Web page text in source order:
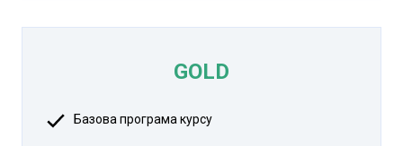
GOLD
Базова програма курсу